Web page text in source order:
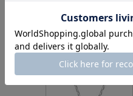
ー925 Vカーブリング 刻
印 セ...
価格：14,300円(税込)